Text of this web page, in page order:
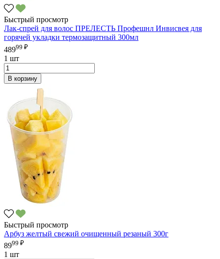
Быстрый просмотр
Лак-спрей для волос ПРЕЛЕСТЬ Профешнл Инвисвея для
горячей укладки термозащитный 300мл
48999 ₽
1 шт
В корзину
Быстрый просмотр
Арбуз желтый свежий очищенный резаный 300г
8999 ₽
1 шт